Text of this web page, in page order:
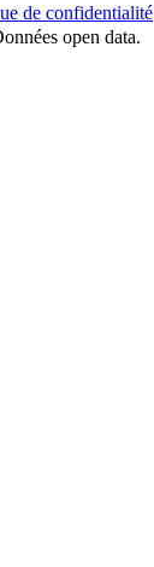
de confidentialité
open data.